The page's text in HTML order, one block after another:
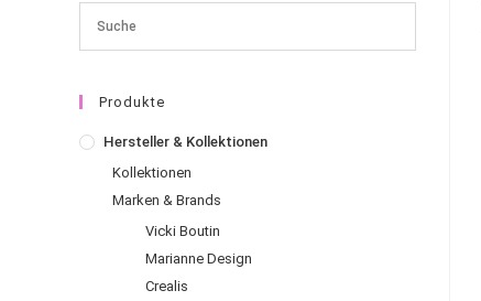
Produkte
Hersteller & Kollektionen
Kollektionen
Marken & Brands
Vicki Boutin
Marianne Design
Crealis